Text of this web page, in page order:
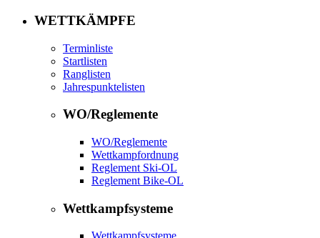
WETTKÄMPFE
Terminliste
Startlisten
Ranglisten
Jahrespunktelisten
WO/Reglemente
WO/Reglemente
Wettkampfordnung
Reglement Ski-OL
Reglement Bike-OL
Wettkampfsysteme